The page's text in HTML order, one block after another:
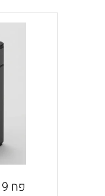
פח 9 ליטר סנסור גרפיט